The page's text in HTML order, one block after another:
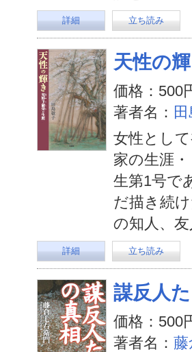
詳細 立ち読み
天性の
価格：500
著者名：
女性とし
家の生涯
生第1号で
だ描き続
の知人、
詳細 立ち読み
謀反人
価格：500
著者名： 藤